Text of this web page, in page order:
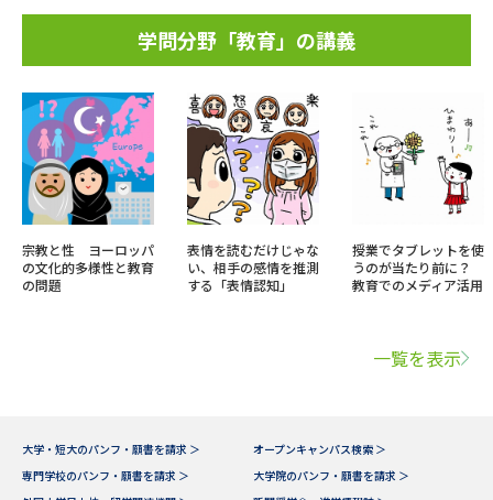
学問分野「教育」の講義
宗教と性 ヨーロッパ
の文化的多様性と教育
の問題
表情を読むだけじゃな
い、相手の感情を推測
する「表情認知」
授業でタブレットを使
うのが当たり前に？
教育でのメディア活用
一覧を表示
大学・短大のパンフ・願書を請求 ＞
オープンキャンパス検索 ＞
専門学校のパンフ・願書を請求 ＞
大学院のパンフ・願書を請求 ＞